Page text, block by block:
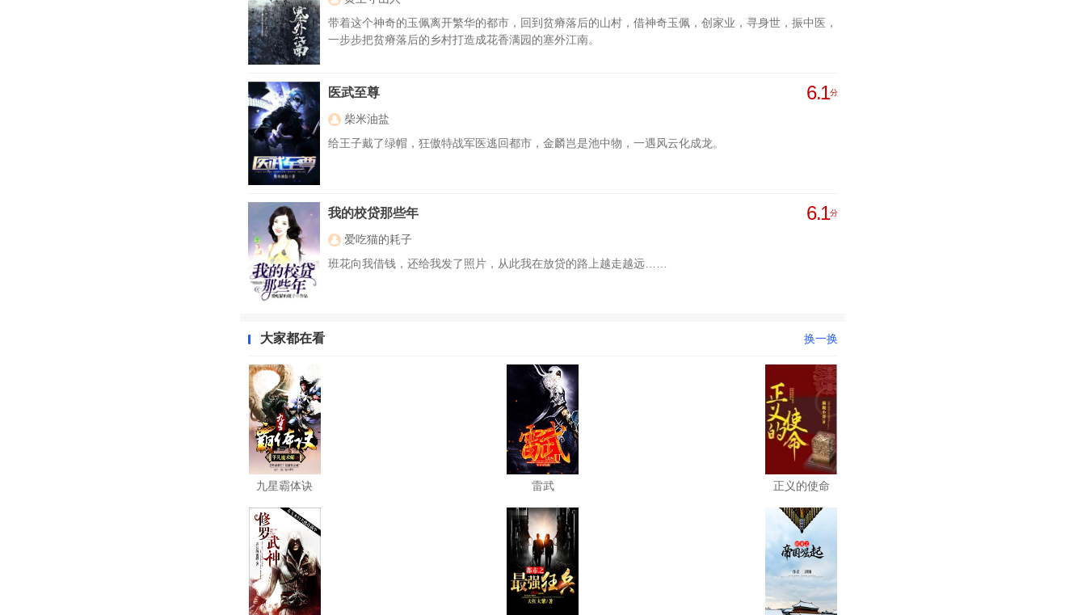
带着这个神奇的玉佩离开繁华的都市，回到贫瘠落后的山村，借神奇玉佩，创家业，寻身世，振中医，
一步步把贫瘠落后的乡村打造成花香满园的塞外江南。
医武至尊 6.1分
柴米油盐
给王子戴了绿帽，狂傲特战军医逃回都市，金麟岂是池中物，一遇风云化成龙。
我的校贷那些年 6.1分
爱吃猫的耗子
班花向我借钱，还给我发了照片，从此我在放贷的路上越走越远……
大家都在看 换一换
九星霸体诀 雷武 正义的使命